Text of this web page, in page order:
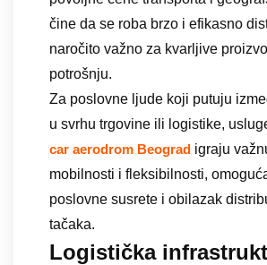
čine da se roba brzo i efikasno
naročito važno za kvarljive
potrošnju.
Za poslovne ljude koji putuju
u svrhu trgovine ili logistike,
car aerodrom Beograd igraju
mobilnosti i fleksibilnosti,
poslovne susrete i obilazak
tačaka.
Logistička